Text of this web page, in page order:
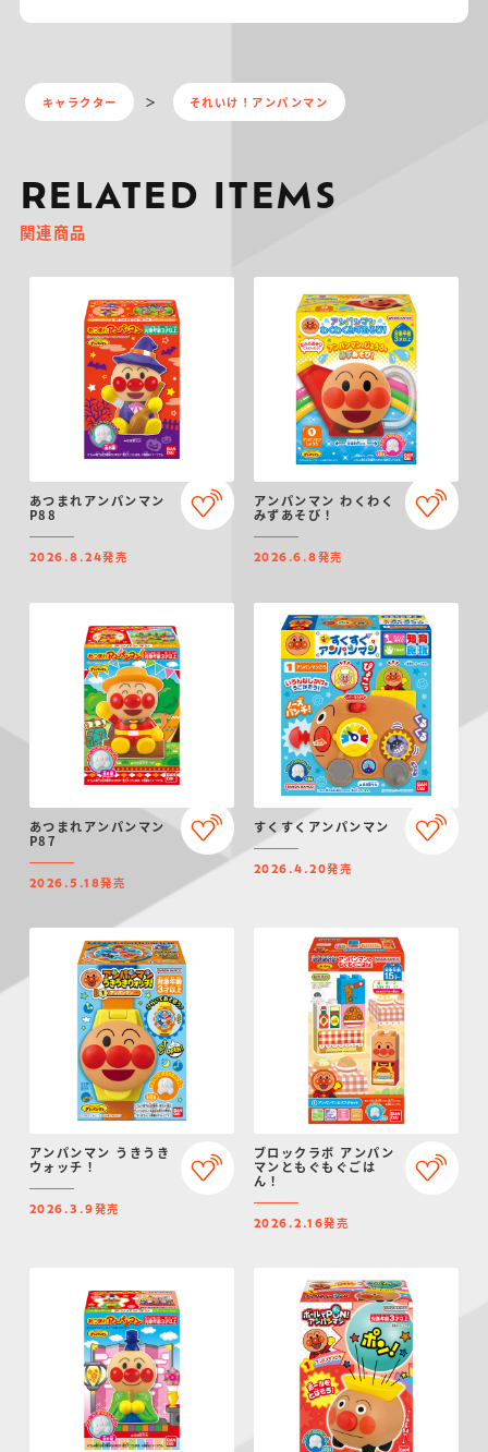
キャラクター それいけ！アンパンマン
RELATED ITEMS
関連商品
あつまれアンパンマン
P88
2026.8.24発売
アンパンマン わくわく
みずあそび！
2026.6.8発売
あつまれアンパンマン
P87
2026.5.18発売
すくすくアンパンマン
2026.4.20発売
アンパンマン うきうき
ウォッチ！
2026.3.9発売
ブロックラボ アンパン
マンともぐもぐごは
ん！
2026.2.16発売